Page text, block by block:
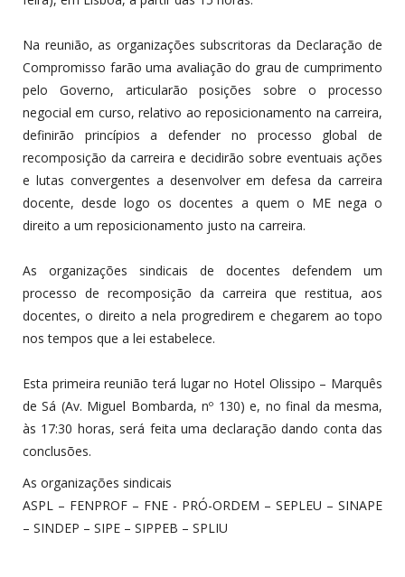
Na reunião, as organizações subscritoras da Declaração de
Compromisso farão uma avaliação do grau de cumprimento
pelo Governo, articularão posições sobre o processo
negocial em curso, relativo ao reposicionamento na carreira,
definirão princípios a defender no processo global de
recomposição da carreira e decidirão sobre eventuais ações
e lutas convergentes a desenvolver em defesa da carreira
docente, desde logo os docentes a quem o ME nega o
direito a um reposicionamento justo na carreira.
As organizações sindicais de docentes defendem um
processo de recomposição da carreira que restitua, aos
docentes, o direito a nela progredirem e chegarem ao topo
nos tempos que a lei estabelece.
Esta primeira reunião terá lugar no Hotel Olissipo – Marquês
de Sá (Av. Miguel Bombarda, nº 130) e, no final da mesma,
às 17:30 horas, será feita uma declaração dando conta das
conclusões.
As organizações sindicais
ASPL – FENPROF – FNE - PRÓ-ORDEM – SEPLEU – SINAPE
– SINDEP – SIPE – SIPPEB – SPLIU